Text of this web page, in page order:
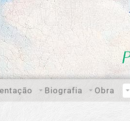
Biografia Obra